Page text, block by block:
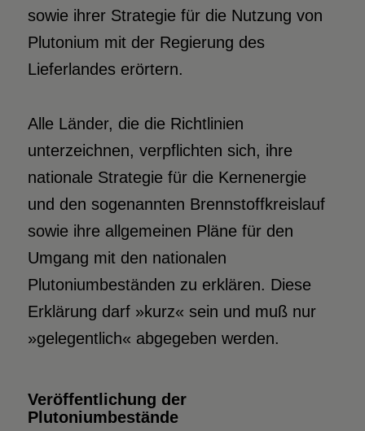
sowie ihrer Strategie für die Nutzung von
Plutonium mit der Regierung des
Lieferlandes erörtern.
Alle Länder, die die Richtlinien
unterzeichnen, verpflichten sich, ihre
nationale Strategie für die Kernenergie
und den sogenannten Brennstoffkreislauf
sowie ihre allgemeinen Pläne für den
Umgang mit den nationalen
Plutoniumbeständen zu erklären. Diese
Erklärung darf »kurz« sein und muß nur
»gelegentlich« abgegeben werden.
Veröffentlichung der
Plutoniumbestände